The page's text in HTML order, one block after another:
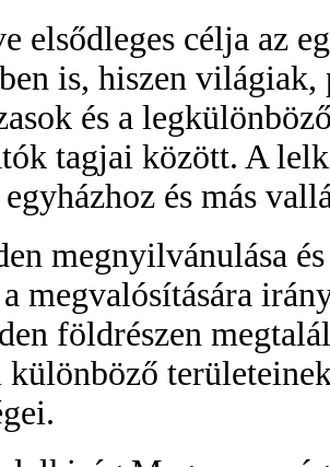
elsődleges célja az
is, hiszen
és a
tagjai között. A
és más
megnyilvánulása
megvalósítására
földrészen
különböző